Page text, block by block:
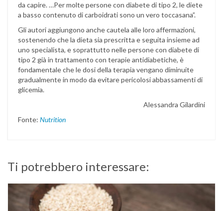
da capire. …Per molte persone con diabete di tipo 2, le diete
a basso contenuto di carboidrati sono un vero toccasana”.
Gli autori aggiungono anche cautela alle loro affermazioni,
sostenendo che la dieta sia prescritta e seguita insieme ad
uno specialista, e soprattutto nelle persone con diabete di
tipo 2 già in trattamento con terapie antidiabetiche, è
fondamentale che le dosi della terapia vengano diminuite
gradualmente in modo da evitare pericolosi abbassamenti di
glicemia.
Alessandra Gilardini
Fonte: Nutrition
Ti potrebbero interessare: